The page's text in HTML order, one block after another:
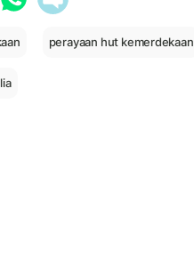
perayaan hut kemerdekaan